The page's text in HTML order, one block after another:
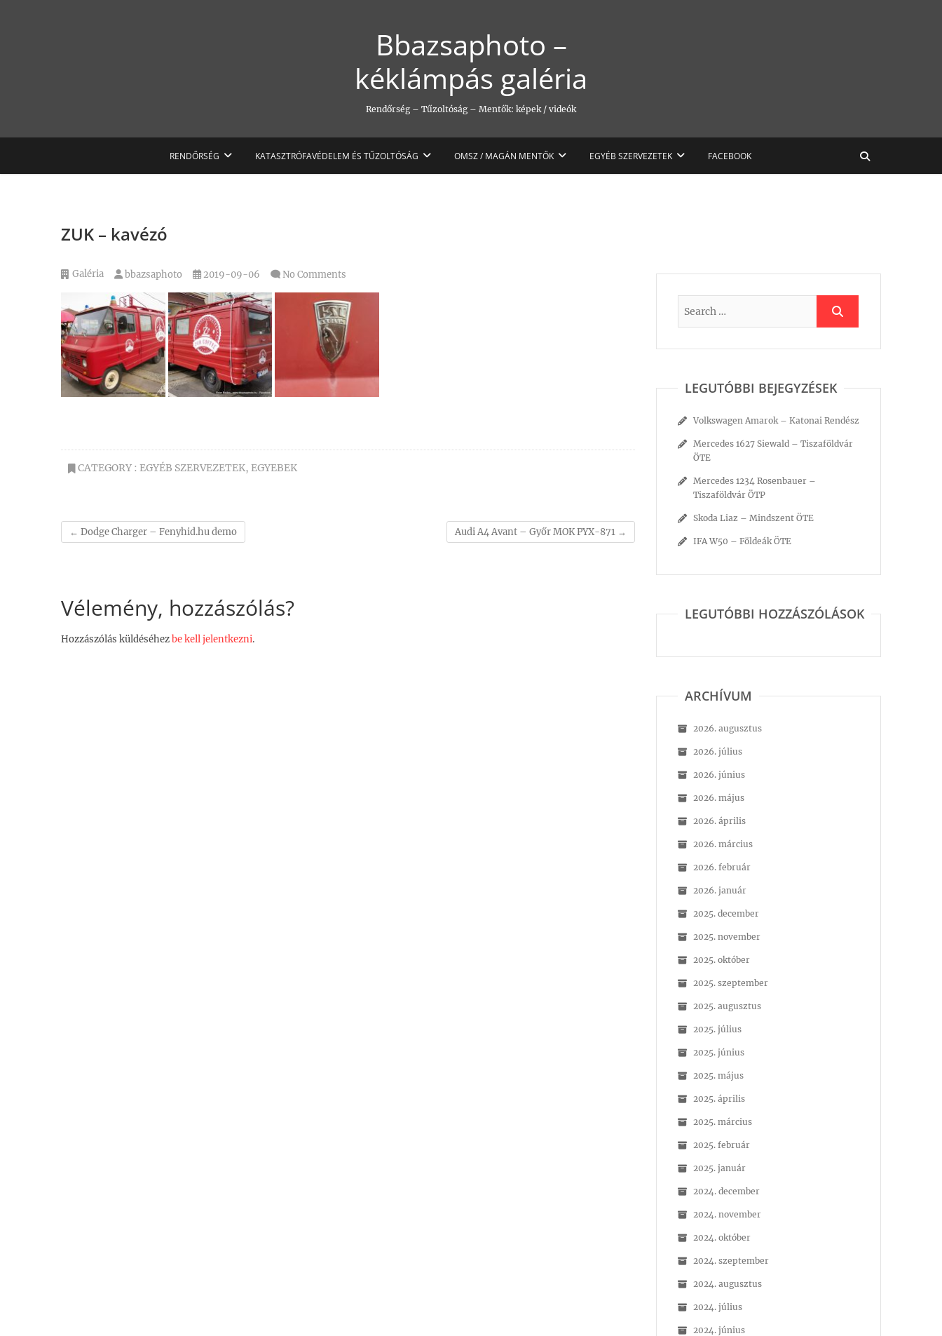
Bbazsaphoto –
kéklámpás galéria
Rendőrség – Tűzoltóság – Mentők: képek / videók
RENDŐRSÉG KATASZTRÓFAVÉDELEM ÉS TŰZOLTÓSÁG OMSZ / MAGÁN MENTŐK EGYÉB SZERVEZETEK FACEBOOK
ZUK – kavézó
Galéria bbazsaphoto 2019-09-06 No Comments
CATEGORY : EGYÉB SZERVEZETEK, EGYEBEK
← Dodge Charger – Fenyhid.hu demo Audi A4 Avant – Győr MOK PYX-871 →
Vélemény, hozzászólás?
Hozzászólás küldéséhezbe kell jelentkezni.
LEGUTÓBBI BEJEGYZÉSEK
Volkswagen Amarok – Katonai Rendész
Mercedes 1627 Siewald – Tiszaföldvár
ÖTE
Mercedes 1234 Rosenbauer –
Tiszaföldvár ÖTP
Skoda Liaz – Mindszent ÖTE
IFA W50 – Földeák ÖTE
LEGUTÓBBI HOZZÁSZÓLÁSOK
ARCHÍVUM
2026. augusztus
2026. július
2026. június
2026. május
2026. április
2026. március
2026. február
2026. január
2025. december
2025. november
2025. október
2025. szeptember
2025. augusztus
2025. július
2025. június
2025. május
2025. április
2025. március
2025. február
2025. január
2024. december
2024. november
2024. október
2024. szeptember
2024. augusztus
2024. július
2024. június